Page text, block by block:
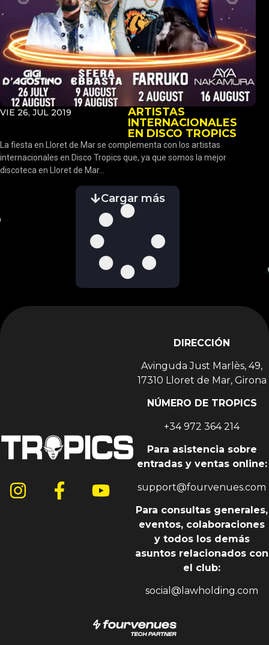
VIE 26, JUL 2019
ARTISTAS
INTERNACIONALES
EN DISCO TROPICS
La fiesta en Lloret de Mar se complementa con los artistas
internacionales en Disco Tropics que, ya que somos la mejor
discoteca en Lloret de Mar...
Cargar más
DIRECCIÓN
Avinguda Just Marlès, 49,
17310 Lloret de Mar, Girona
NÚMERO DE TROPICS
+34 972 364 214
Para asistencia sobre
entradas y ventas online:
support@fourvenues.com
Para consultas generales,
eventos, colaboraciones
y todos los demás
asuntos relacionados con
el club:
social@lawholding.com